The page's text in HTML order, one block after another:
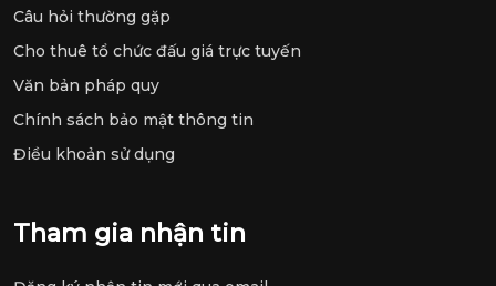
Câu hỏi thường gặp
Cho thuê tổ chức đấu giá trực tuyến
Văn bản pháp quy
Chính sách bảo mật thông tin
Điều khoản sử dụng
Tham gia nhận tin